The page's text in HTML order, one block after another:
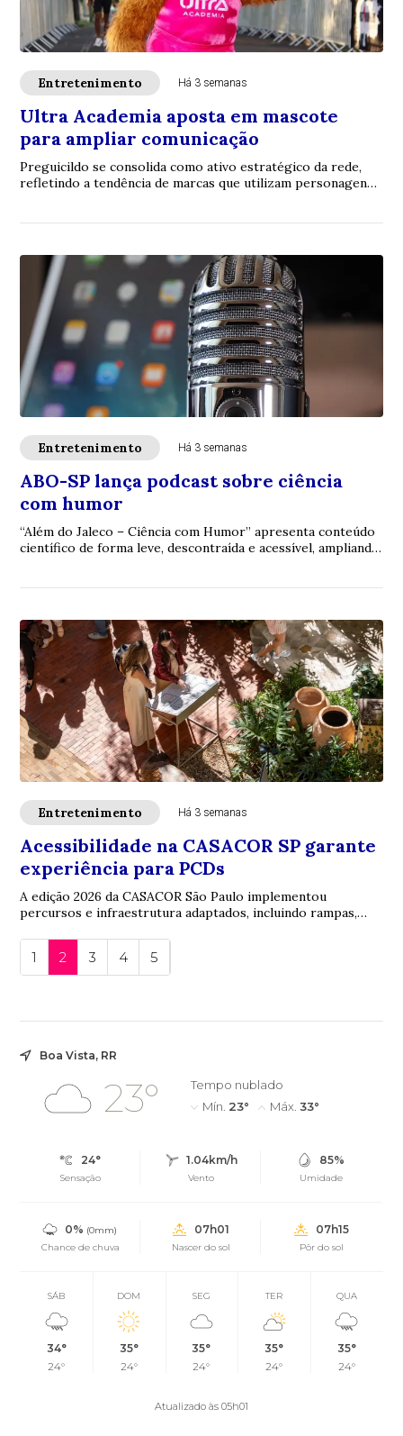
Entretenimento Há 3 semanas
Ultra Academia aposta em mascote
para ampliar comunicação
Preguicildo se consolida como ativo estratégico da rede,
refletindo a tendência de marcas que utilizam personagens
Entretenimento Há 3 semanas
ABO-SP lança podcast sobre ciência
com humor
“Além do Jaleco – Ciência com Humor” apresenta conteúdo
científico de forma leve, descontraída e acessível, ampliando
Entretenimento Há 3 semanas
Acessibilidade na CASACOR SP garante
experiência para PCDs
A edição 2026 da CASACOR São Paulo implementou
percursos e infraestrutura adaptados, incluindo rampas,
1 2 3 4 5
Boa Vista, RR
23°
Tempo nublado
Mín. 23° Máx. 33°
24°
Sensação
1.04km/h
Vento
85%
Umidade
0% (0mm)
Chance de chuva
07h01
Nascer do sol
07h15
Pôr do sol
SÁB
34°
24°
DOM
35°
24°
SEG
35°
24°
TER
35°
24°
QUA
35°
24°
Atualizado às 05h01